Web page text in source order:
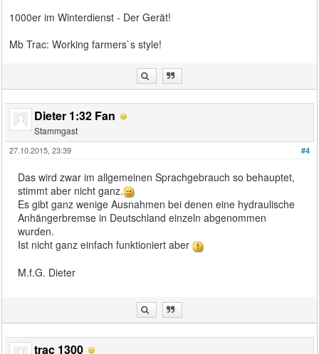
1000er im Winterdienst - Der Gerät!
Mb Trac: Working farmers`s style!
Dieter 1:32 Fan
Stammgast
#4
27.10.2015, 23:39
Das wird zwar im allgemeinen Sprachgebrauch so behauptet,
stimmt aber nicht ganz.
Es gibt ganz wenige Ausnahmen bei denen eine hydraulische
Anhängerbremse in Deutschland einzeln abgenommen
wurden.
Ist nicht ganz einfach funktioniert aber
M.f.G. Dieter
trac 1300